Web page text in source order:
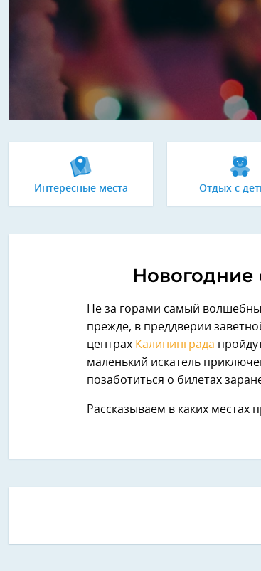
Интересные места Отдых с
Новогодние
Не за горами самый
прежде, в преддверии
центрах Калининграда
маленький искатель
позаботиться о билетах
Рассказываем в каких местах